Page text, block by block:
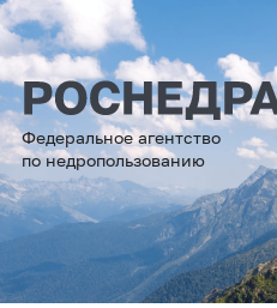
Федеральное агентство
по недропользованию